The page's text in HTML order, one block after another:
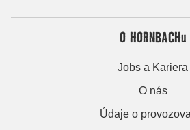
O HORNBACHu
Jobs a Kariera
O nás
Údaje o